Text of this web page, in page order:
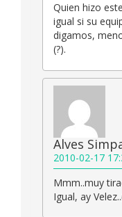
Quien hizo
igual si su
digamos,
(?).
Alves
2010-02-17
Mmm..muy
Igual, ay